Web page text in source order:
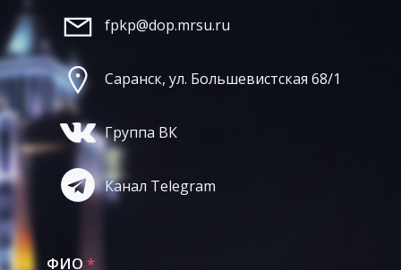
fpkp@dop.mrsu.ru
Саранск, ул. Большевистская 68/1
Группа ВК
Канал Telegram
ФИО *